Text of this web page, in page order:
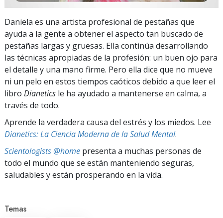
Daniela es una artista profesional de pestañas que
ayuda a la gente a obtener el aspecto tan buscado de
pestañas largas y gruesas. Ella continúa desarrollando
las técnicas apropiadas de la profesión: un buen ojo para
el detalle y una mano firme. Pero ella dice que no mueve
ni un pelo en estos tiempos caóticos debido a que leer el
libro Dianetics le ha ayudado a mantenerse en calma, a
través de todo.
Aprende la verdadera causa del estrés y los miedos. Lee
Dianetics: La Ciencia Moderna de la Salud Mental.
Scientologists @home presenta a muchas personas de
todo el mundo que se están manteniendo seguras,
saludables y están prosperando en la vida.
Temas